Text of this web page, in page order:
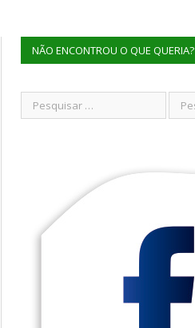
NÃO ENCONTROU O QUE QUERIA?